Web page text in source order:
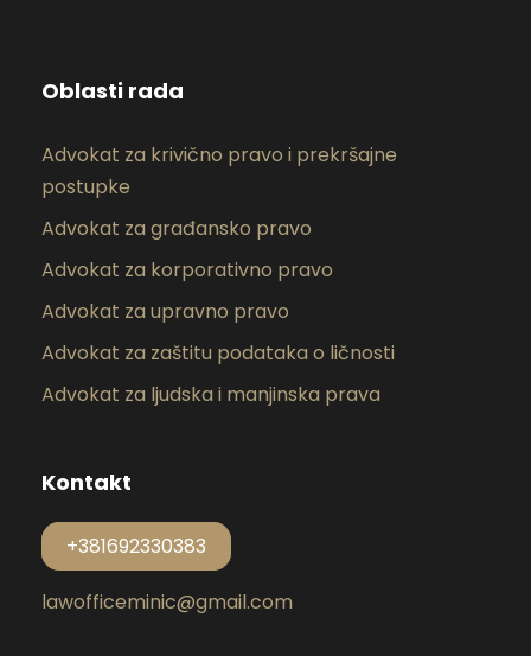
Oblasti rada
Advokat za krivično pravo i prekršajne
postupke
Advokat za građansko pravo
Advokat za korporativno pravo
Advokat za upravno pravo
Advokat za zaštitu podataka o ličnosti
Advokat za ljudska i manjinska prava
Kontakt
+381692330383
lawofficeminic@gmail.com